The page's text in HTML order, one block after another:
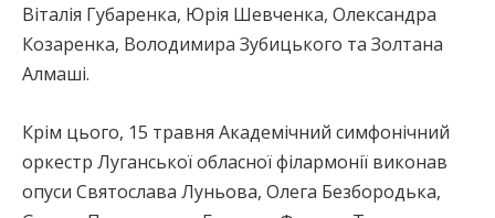
Віталія Губаренка, Юрія Шевченка, Олександра
Козаренка, Володимира Зубицького та Золтана
Алмаші.
Крім цього, 15 травня Академічний симфонічний
оркестр Луганської обласної філармонії виконав
опуси Святослава Луньова, Олега Безбородька,